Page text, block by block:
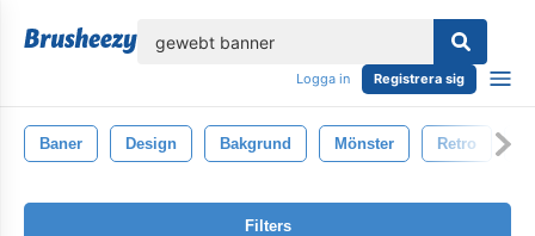
Logga in Registrera sig
Baner Design Bakgrund Mönster Retro
Filters